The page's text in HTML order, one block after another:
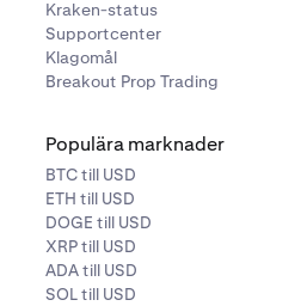
Osko aktiveras det
en insättning. Tänk på att
kontaktar din bank för mer
Kraken-status
Supportcenter
Klagomål
Breakout Prop Trading
Populära marknader
BTC till USD
ETH till USD
DOGE till USD
XRP till USD
ADA till USD
SOL till USD